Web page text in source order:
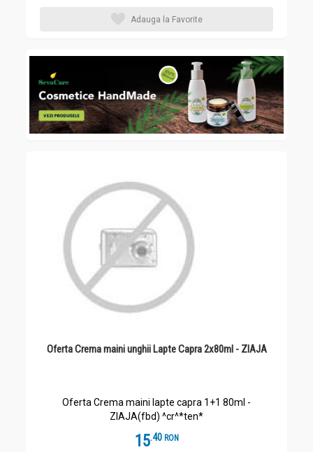
Adauga la Favorite
Oferta Crema maini unghii Lapte Capra 2x80ml - ZIAJA
Oferta Crema maini lapte capra 1+1 80ml -
ZIAJA(fbd) ^cr^*ten*
15.4 RON